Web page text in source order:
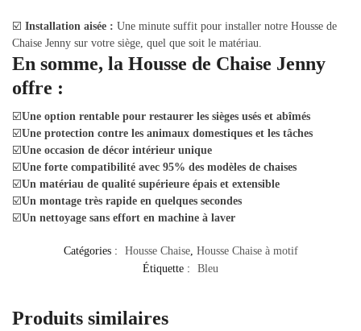
☑️ Installation aisée : Une minute suffit pour installer notre Housse de
Chaise Jenny sur votre siège, quel que soit le matériau.
En somme, la Housse de Chaise Jenny
offre :
☑️Une option rentable pour restaurer les sièges usés et abîmés
☑️Une protection contre les animaux domestiques et les tâches
☑️Une occasion de décor intérieur unique
☑️Une forte compatibilité avec 95% des modèles de chaises
☑️Un matériau de qualité supérieure épais et extensible
☑️Un montage très rapide en quelques secondes
☑️Un nettoyage sans effort en machine à laver
Catégories : Housse Chaise, Housse Chaise à motif
Étiquette :
Bleu
Produits similaires